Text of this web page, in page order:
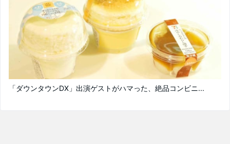
「ダウンタウンDX」出演ゲストがハマった、絶品コンビニ...